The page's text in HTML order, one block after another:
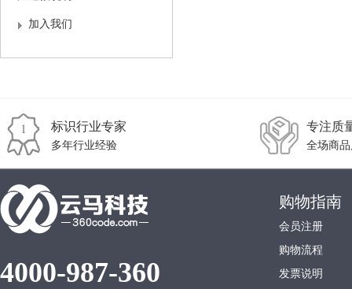
加入我们
标识行业专家
多年行业经验
专注质
全场商
4000-987-360
购物指南
会员注册
购物流程
发票说明